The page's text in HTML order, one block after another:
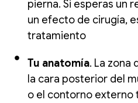
pierna. Si esperas un
un efecto de cirugía,
tratamiento
Tu anatomía. La zona
la cara posterior del
o el contorno externo